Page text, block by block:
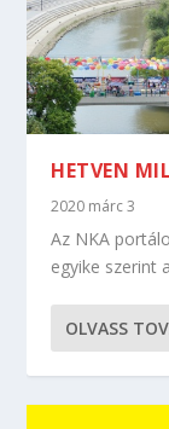
HETVEN
2020 márc 3
Az NKA
egyike szerint
OLVASS